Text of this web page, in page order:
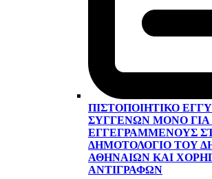
ΠΙΣΤΟΠΟΙΗΤΙΚΌ
ΣΥΓΓΕΝΏΝ ΜΌΝΟ
ΕΓΓΕΓΡΑΜΜΈΝΟΥΣ
ΔΗΜΟΤΟΛΌΓΙΟ ΤΟΥ
ΑΘΗΝΑΊΩΝ ΚΑΙ
ΑΝΤΙΓΡΆΦΩΝ